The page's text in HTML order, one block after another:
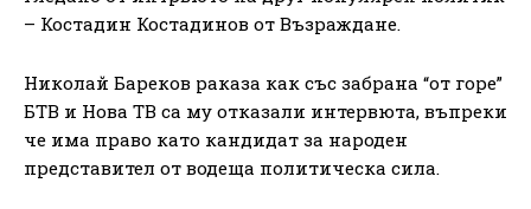
– Костадин Костадинов от Възраждане.
Николай Бареков раказа как със забрана “от горе”
БТВ и Нова ТВ са му отказали интервюта, въпреки
че има право като кандидат за народен
представител от водеща политическа сила.